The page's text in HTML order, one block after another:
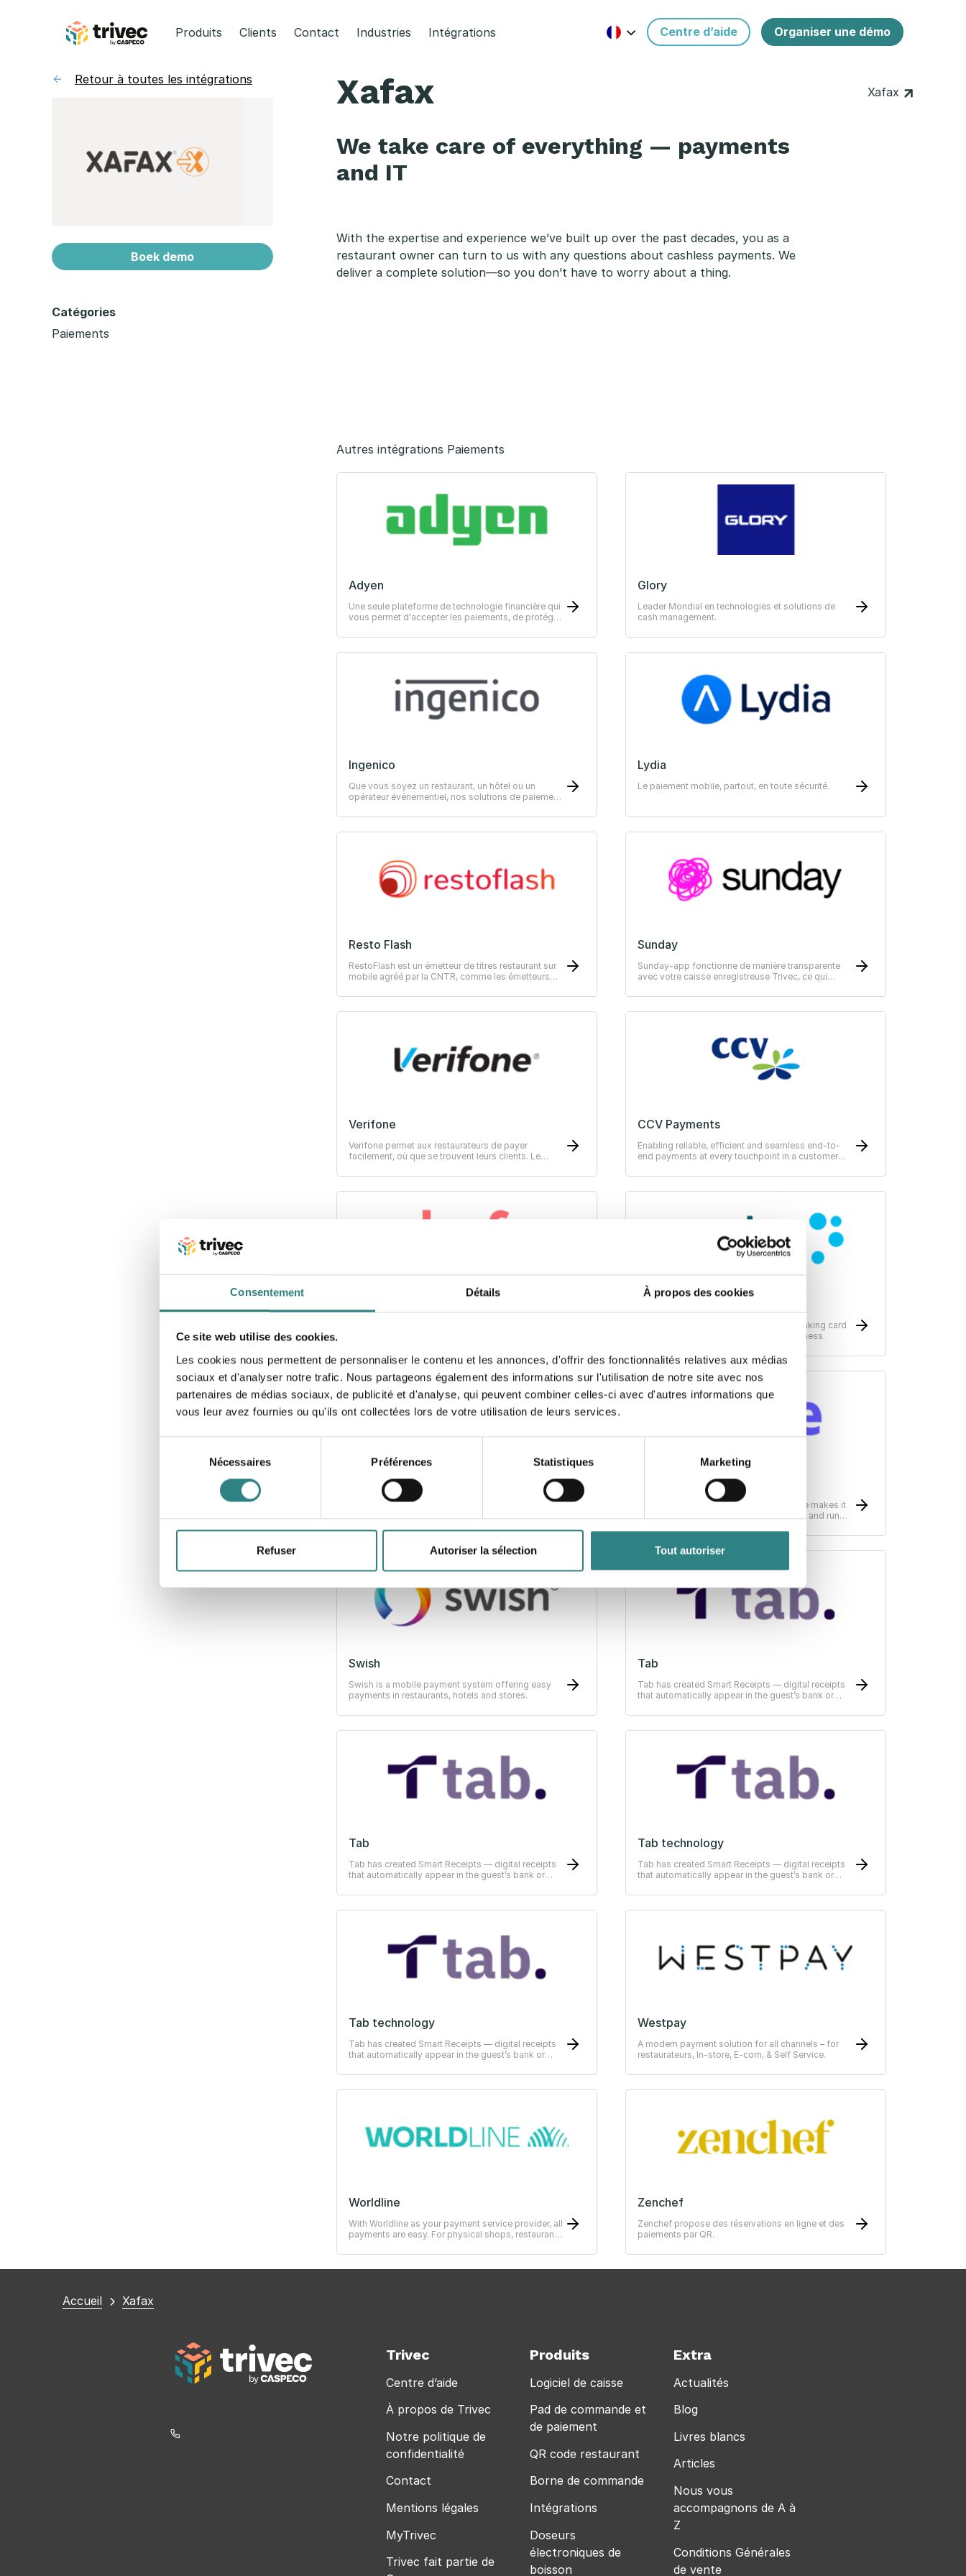
Consentement Détails À propos des cookies
Ce site web utilise des cookies.
Les cookies nous permettent de personnaliser le contenu et les annonces, d'offrir des fonctionnalités relatives aux médias
sociaux et d'analyser notre trafic. Nous partageons également des informations sur l'utilisation de notre site avec nos
partenaires de médias sociaux, de publicité et d'analyse, qui peuvent combiner celles-ci avec d'autres informations que
vous leur avez fournies ou qu'ils ont collectées lors de votre utilisation de leurs services.
consentement
Nécessaires Préférences Statistiques Marketing
Refuser Autoriser la sélection Tout autoriser
Produits Clients Contact Industries Intégrations Centre d’aide Organiser une démo
Retour à toutes les intégrations
Boek demo
Catégories
Paiements
Xafax Xafax
We take care of everything — payments
and IT
With the expertise and experience we’ve built up over the past decades, you as a
restaurant owner can turn to us with any questions about cashless payments. We
deliver a complete solution—so you don’t have to worry about a thing.
Autres intégrations Paiements
Adyen
Une seule plateforme de technologie financière qui
vous permet d'accepter les paiements, de protéger
Glory
Leader Mondial en technologies et solutions de
cash management.
Ingenico
Que vous soyez un restaurant, un hôtel ou un
opérateur événementiel, nos solutions de paiement
Lydia
Le paiement mobile, partout, en toute sécurité.
Resto Flash
RestoFlash est un émetteur de titres restaurant sur
mobile agréé par la CNTR, comme les émetteurs
Sunday
Sunday-app fonctionne de manière transparente
avec votre caisse enregistreuse Trivec, ce qui
votre flux de travail actuel.
Verifone
Verifone permet aux restaurateurs de payer
facilement, où que se trouvent leurs clients. Le
innovants au service de votre croissance.
CCV Payments
Enabling reliable, efficient and seamless end-to-
end payments at every touchpoint in a customer
Payment solutions for your business. Making card
terminals possible no matter which business.
Paytrim
A new payment solution and innovative products
for businesses that improve the transaction
Infrastructure for global payments, Stripe makes it
easy to receive payments, send payouts and run
Swish
Swish is a mobile payment system offering easy
payments in restaurants, hotels and stores.
Tab
Tab has created Smart Receipts — digital receipts
that automatically appear in the guest’s bank or
Tab
Tab has created Smart Receipts — digital receipts
that automatically appear in the guest’s bank or
Tab technology
Tab has created Smart Receipts — digital receipts
that automatically appear in the guest’s bank or
Tab technology
Tab has created Smart Receipts — digital receipts
that automatically appear in the guest’s bank or
Westpay
A modern payment solution for all channels – for
restaurateurs, In-store, E-com, & Self Service.
Worldline
With Worldline as your payment service provider, all
payments are easy. For physical shops, restaurants
Zenchef
Zenchef propose des réservations en ligne et des
paiements par QR.
Vous
Accueil Xafax
Trivec
Centre d’aide
À propos de Trivec
Notre politique de
confidentialité
Contact
Mentions légales
MyTrivec
Trivec fait partie de
Produits
Logiciel de caisse
Pad de commande et
de paiement
QR code restaurant
Borne de commande
Intégrations
Doseurs
électroniques de
boisson
Extra
Actualités
Blog
Livres blancs
Articles
Nous vous
accompagnons de A à
Z
Conditions Générales
de vente